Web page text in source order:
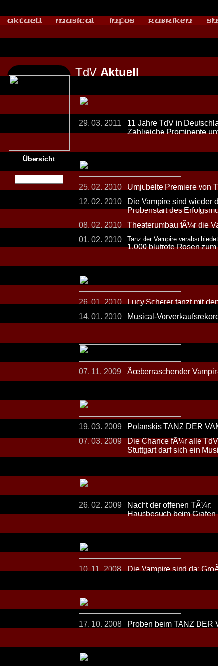
Übersicht
TdVAktuell
29. 03. 2011
11 Jahre TdV in
Zahlreiche Prominente
25. 02. 2010
Umjubelte Premiere von
12. 02. 2010
Die Vampire sind wieder
Probenstart des
08. 02. 2010
Theaterumbau fÃ¼r die
01. 02. 2010
Tanz der Vampire
1.000 blutrote Rosen
26. 01. 2010
Lucy Scherer tanzt mit
14. 01. 2010
Musical-
07. 11. 2009 Ãœberraschender
19. 03. 2009
Polanskis TANZ DER
07. 03. 2009
Die Chance fÃ¼r alle
Stuttgart darf sich ein
26. 02. 2009
Nacht der offenen TÃ¼r:
Hausbesuch beim Grafen
10. 11. 2008 Die Vampire sind da:
17. 10. 2008 Proben beim TANZ DER